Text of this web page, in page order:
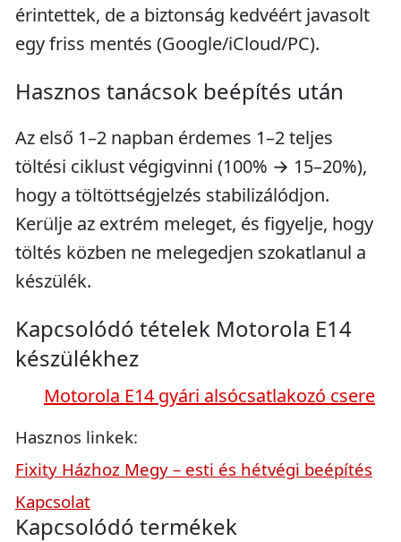
érintettek, de a biztonság kedvéért javasolt
egy friss mentés (Google/iCloud/PC).
Hasznos tanácsok beépítés után
Az első 1–2 napban érdemes 1–2 teljes
töltési ciklust végigvinni (100% → 15–20%),
hogy a töltöttségjelzés stabilizálódjon.
Kerülje az extrém meleget, és figyelje, hogy
töltés közben ne melegedjen szokatlanul a
készülék.
Kapcsolódó tételek Motorola E14
készülékhez
Motorola E14 gyári alsócsatlakozó csere
Hasznos linkek:
Fixity Házhoz Megy – esti és hétvégi beépítés
Kapcsolat
Kapcsolódó termékek